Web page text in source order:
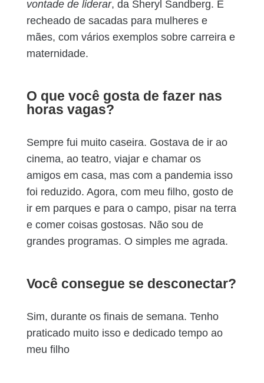
vontade de liderar, da Sheryl Sandberg. É
recheado de sacadas para mulheres e
mães, com vários exemplos sobre carreira e
maternidade.
O que você gosta de fazer nas
horas vagas?
Sempre fui muito caseira. Gostava de ir ao
cinema, ao teatro, viajar e chamar os
amigos em casa, mas com a pandemia isso
foi reduzido. Agora, com meu filho, gosto de
ir em parques e para o campo, pisar na terra
e comer coisas gostosas. Não sou de
grandes programas. O simples me agrada.
Você consegue se desconectar?
Sim, durante os finais de semana. Tenho
praticado muito isso e dedicado tempo ao
meu filho